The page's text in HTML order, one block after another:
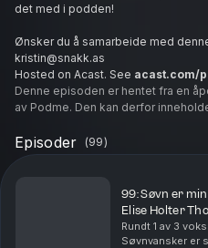
det med i podden!
Ønsker du å samarbeide med
kristin@snakk.as
Hosted on Acast. See acast.com/
Denne episoden er hentet fra en
av Podme. Den kan derfor
Episoder (99)
99: Søvn er
Elise Holter
Rundt 1 av 3
Søvnvansker er